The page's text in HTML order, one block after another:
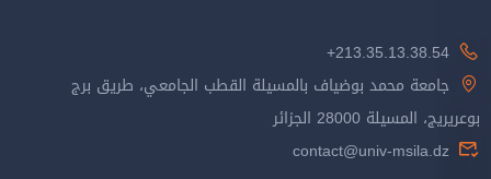
213.35.13.38.54+
جامعة محمد بوضياف بالمسيلة القطب الجامعي، طريق برج
بوعريريج، المسيلة 28000 الجزائر
contact@univ-msila.dz